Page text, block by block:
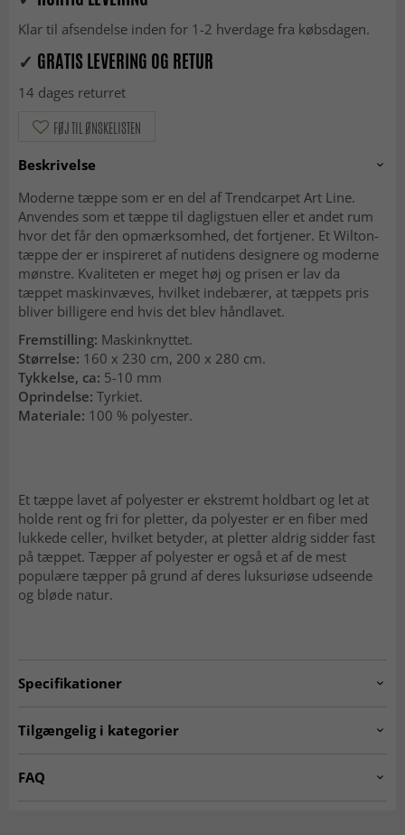
Klar til afsendelse inden for 1-2 hverdage fra købsdagen.
✓ GRATIS LEVERING OG RETUR
14 dages returret
FØJ TIL ØNSKELISTEN
Beskrivelse
Moderne tæppe som er en del af Trendcarpet Art Line.
Anvendes som et tæppe til dagligstuen eller et andet rum
hvor det får den opmærksomhed, det fortjener. Et Wilton-
tæppe der er inspireret af nutidens designere og moderne
mønstre. Kvaliteten er meget høj og prisen er lav da
tæppet maskinvæves, hvilket indebærer, at tæppets pris
bliver billigere end hvis det blev håndlavet.
Fremstilling: Maskinknyttet.
Størrelse: 160 x 230 cm, 200 x 280 cm.
Tykkelse, ca: 5-10 mm
Oprindelse: Tyrkiet.
Materiale: 100 % polyester.
Et tæppe lavet af polyester er ekstremt holdbart og let at
holde rent og fri for pletter, da polyester er en fiber med
lukkede celler, hvilket betyder, at pletter aldrig sidder fast
på tæppet. Tæpper af polyester er også et af de mest
populære tæpper på grund af deres luksuriøse udseende
og bløde natur.
Specifikationer
Tilgængelig i kategorier
Luxury ☆
FAQ